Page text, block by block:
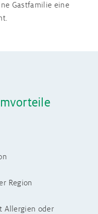
Gastfamilie eine
Region
Allergien oder